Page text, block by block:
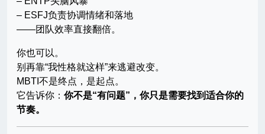
– ESFJ负责协调情绪和落地
——团队效率直接翻倍。
你也可以。
别再靠“我性格就这样”来逃避改变。
MBTI不是终点，是起点。
它告诉你： 你不是“有问题”，你只是需要找到适合你的
节奏。